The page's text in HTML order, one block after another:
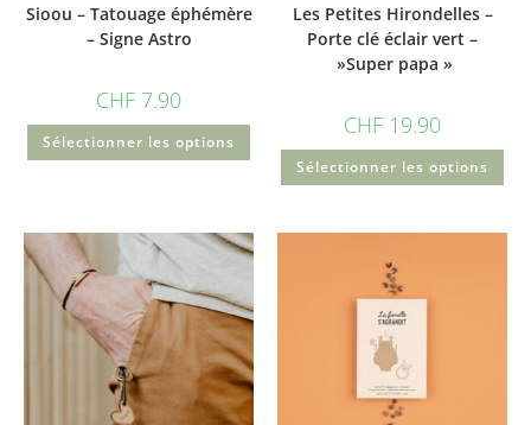
Sioou – Tatouage éphémère
– Signe Astro
CHF 7.90
Sélectionner les options
Les Petites Hirondelles –
Porte clé éclair vert –
»Super papa »
CHF 19.90
Sélectionner les options